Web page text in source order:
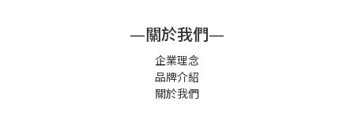
—關於我們—
企業理念
品牌介紹
關於我們